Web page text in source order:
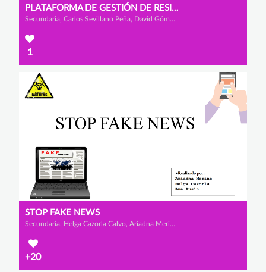
PLATAFORMA DE GESTIÓN DE RESIDUOS INTELIGENTE
Secundaria, Carlos Sevillano Peña, David Gómez Tello y Luis Barbadillo Cuesta
1
STOP FAKE NEWS
Secundaria, Helga Cazorla Calvo, Ariadna Merino García y Ana Ausín Ausín
+20